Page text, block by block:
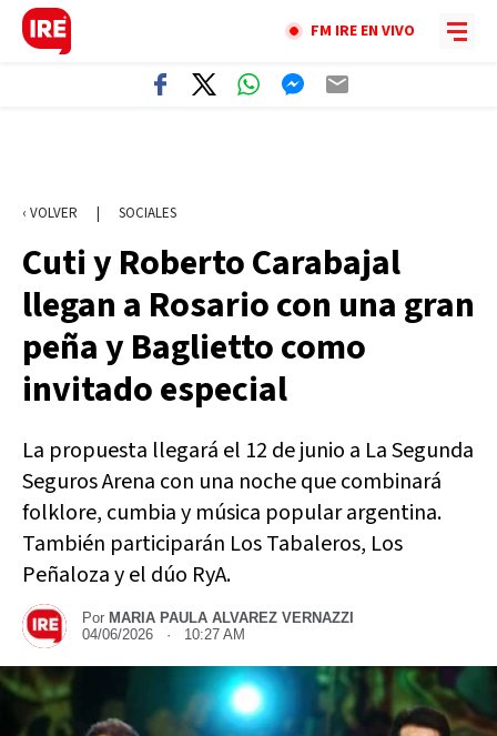
FM IRE EN VIVO
‹ VOLVER | SOCIALES
Cuti y Roberto Carabajal
llegan a Rosario con una gran
peña y Baglietto como
invitado especial
La propuesta llegará el 12 de junio a La Segunda
Seguros Arena con una noche que combinará
folklore, cumbia y música popular argentina.
También participarán Los Tabaleros, Los
Peñaloza y el dúo RyA.
Por MARIA PAULA ALVAREZ VERNAZZI
04/06/2026 · 10:27 AM